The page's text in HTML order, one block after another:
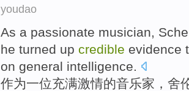
youdao
As a passionate musician,
he turned up credible evidence
on general intelligence.
作为一位充满激情的音乐家 ， 舍